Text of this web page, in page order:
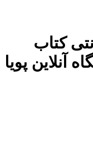
کتاب
آنلاین پویا